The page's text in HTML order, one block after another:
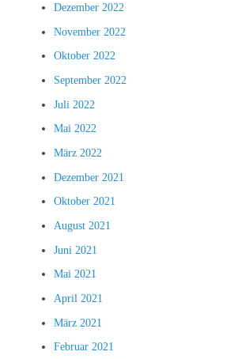
Dezember 2022
November 2022
Oktober 2022
September 2022
Juli 2022
Mai 2022
März 2022
Dezember 2021
Oktober 2021
August 2021
Juni 2021
Mai 2021
April 2021
März 2021
Februar 2021